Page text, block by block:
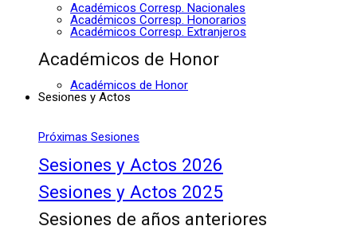
Académicos Corresp. Nacionales
Académicos Corresp. Honorarios
Académicos Corresp. Extranjeros
Académicos de Honor
Académicos de Honor
Sesiones y Actos
Próximas Sesiones
Sesiones y Actos 2026
Sesiones y Actos 2025
Sesiones de años anteriores